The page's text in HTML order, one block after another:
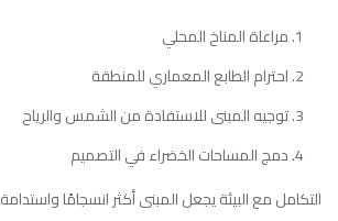
مراعاة المناخ المحلي
احترام الطابع المعماري للمنطقة
توجيه المبنى للاستفادة من الشمس والرياح
دمج المساحات الخضراء في التصميم
التكامل مع البيئة يجعل المبنى أكثر انسجامًا